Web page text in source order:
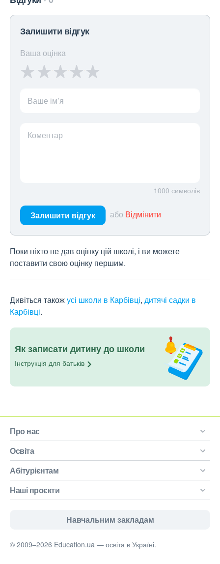
Залишити відгук
Ваша оцінка
Ваше ім’я
Коментар
1000 символів
Залишити відгук або Відмінити
Поки ніхто не дав оцінку цій школі, і ви можете
поставити свою оцінку першим.
Дивіться такожусі школи в Карбівці, дитячі садки в
Карбівці.
Як записати дитину до школи
Інструкція для батьків
Про нас
Освіта
Абітурієнтам
Наші проєкти
Навчальним закладам
© 2009–2026 Education.ua — освіта в Україні.